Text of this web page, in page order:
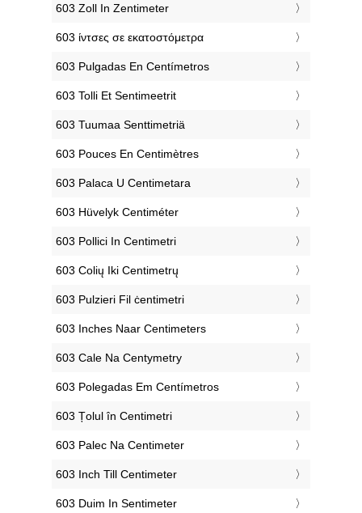
‎603 Zoll In Zentimeter
‎603 ίντσες σε εκατοστόμετρα
‎603 Pulgadas En Centímetros
‎603 Tolli Et Sentimeetrit
‎603 Tuumaa Senttimetriä
‎603 Pouces En Centimètres
‎603 Palaca U Centimetara
‎603 Hüvelyk Centiméter
‎603 Pollici In Centimetri
‎603 Colių Iki Centimetrų
‎603 Pulzieri Fil ċentimetri
‎603 Inches Naar Centimeters
‎603 Cale Na Centymetry
‎603 Polegadas Em Centímetros
‎603 Țolul în Centimetri
‎603 Palec Na Centimeter
‎603 Inch Till Centimeter
‎603 Duim In Sentimeter